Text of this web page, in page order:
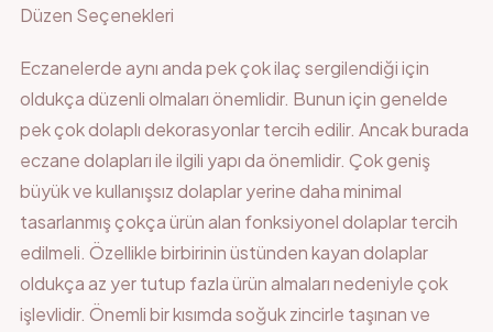
Düzen Seçenekleri
Eczanelerde aynı anda pek çok ilaç sergilendiği için
oldukça düzenli olmaları önemlidir. Bunun için genelde
pek çok dolaplı dekorasyonlar tercih edilir. Ancak burada
eczane dolapları ile ilgili yapı da önemlidir. Çok geniş
büyük ve kullanışsız dolaplar yerine daha minimal
tasarlanmış çokça ürün alan fonksiyonel dolaplar tercih
edilmeli. Özellikle birbirinin üstünden kayan dolaplar
oldukça az yer tutup fazla ürün almaları nedeniyle çok
işlevlidir. Önemli bir kısımda soğuk zincirle taşınan ve